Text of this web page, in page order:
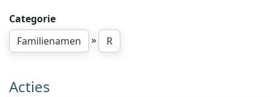
Categorie
Familienamen
» R
Acties